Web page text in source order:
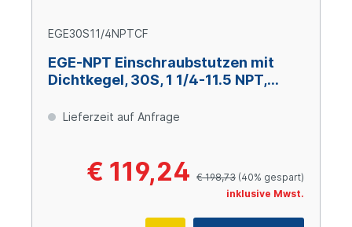
EGE30S11/4NPTCF
EGE-NPT Einschraubstutzen mit
Dichtkegel, 30S, 1 1/4-11.5 NPT,
Lieferzeit auf Anfrage
€ 119,24 € 198,73 (40% gespart)
inklusive Mwst.